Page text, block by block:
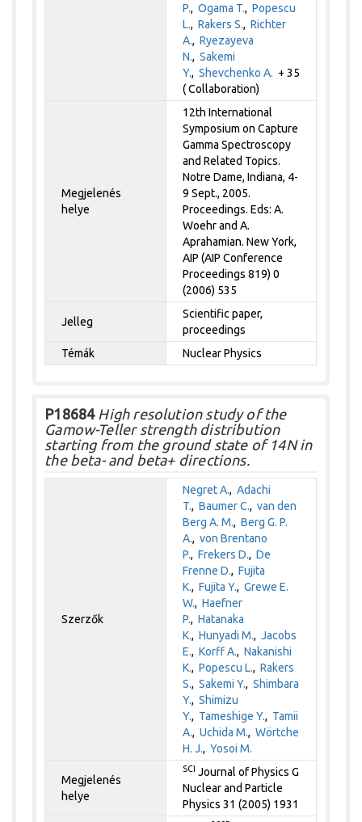
P.,Ogama T.,Popescu
L.,Rakers S.,Richter
A.,Ryezayeva
N.,Sakemi
Y.,Shevchenko A. + 35
( Collaboration)
Megjelenés
helye
12th International
Symposium on Capture
Gamma Spectroscopy
and Related Topics.
Notre Dame, Indiana, 4-
9 Sept., 2005.
Proceedings. Eds: A.
Woehr and A.
Aprahamian. New York,
AIP (AIP Conference
Proceedings 819) 0
(2006) 535
Jelleg
Scientific paper,
proceedings
Témák
Nuclear Physics
P18684High resolution study of the
Gamow-Teller strength distribution
starting from the ground state of 14N in
the beta- and beta+ directions.
Szerzők
Negret A.,Adachi
T.,Baumer C.,van den
Berg A. M.,Berg G. P.
A.,von Brentano
P.,Frekers D.,De
Frenne D.,Fujita
K.,Fujita Y.,Grewe E.
W.,Haefner
P.,Hatanaka
K.,Hunyadi M.,Jacobs
E.,Korff A.,Nakanishi
K.,Popescu L.,Rakers
S.,Sakemi Y.,Shimbara
Y.,Shimizu
Y., Tameshige Y., Tamii
A.,Uchida M.,Wörtche
H. J.,Yosoi M.
Megjelenés
helye
SCI Journal of Physics G
Nuclear and Particle
Physics 31 (2005) 1931